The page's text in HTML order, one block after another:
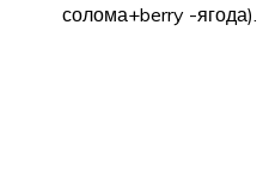
солома+berry -ягода).